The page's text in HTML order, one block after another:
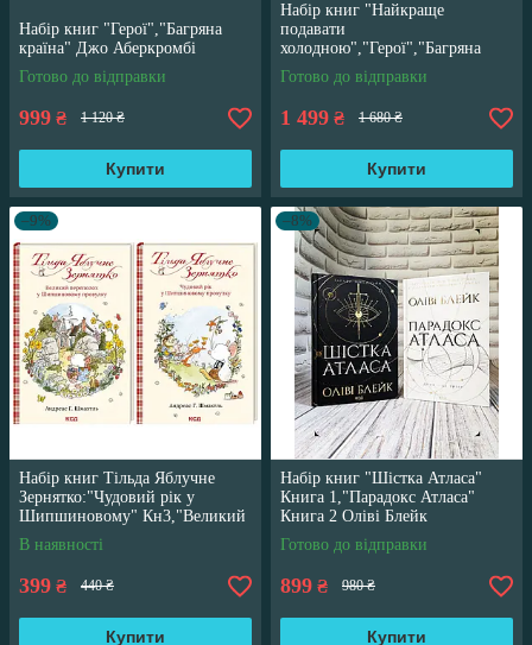
Набір книг "Герої","Багряна
країна" Джо Аберкромбі
Готово до відправки
999 ₴ 1 120 ₴
Купити
Набір книг "Найкраще
подавати
холодною","Герої","Багряна
країна" Джо Аберкромбі
Готово до відправки
1 499 ₴ 1 680 ₴
Купити
–9%
Набір книг Тільда Яблучне
Зернятко:"Чудовий рік у
Шипшиновому" Кн3,"Великий
переполох" Кн 4
В наявності
399 ₴ 440 ₴
Купити
–8%
Набір книг "Шістка Атласа"
Книга 1,"Парадокс Атласа"
Книга 2 Оліві Блейк
Готово до відправки
899 ₴ 980 ₴
Купити